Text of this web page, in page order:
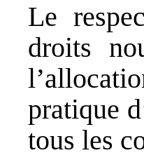
Le
droits
pratique
tous les